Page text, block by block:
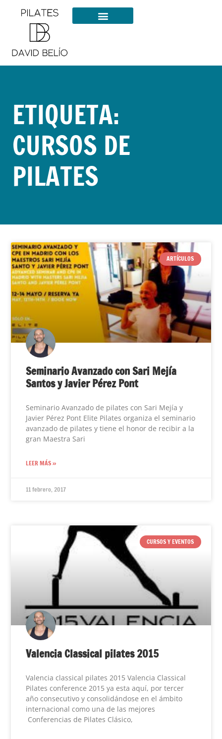
ETIQUETA:
CURSOS DE
PILATES
ARTÍCULOS
Seminario Avanzado con Sari Mejía
Santos y Javier Pérez Pont
Seminario Avanzado de pilates con Sari Mejía y
Javier Pérez Pont Elite Pilates organiza el seminario
avanzado de pilates y tiene el honor de recibir a la
gran Maestra Sari
LEER MÁS »
11 febrero, 2017
CURSOS Y EVENTOS
Valencia Classical pilates 2015
Valencia classical pilates 2015 Valencia Classical
Pilates conference 2015 ya esta aquí, por tercer
año consecutivo y consolidándose en el ámbito
internacional como una de las mejores
Conferencias de Pilates Clásico,